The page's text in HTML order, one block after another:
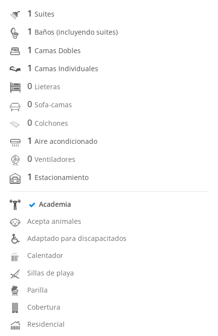
1 Suites
1 Baños (incluyendo suites)
1 Camas Dobles
1 Camas Individuales
0 Lieteras
0 Sofa-camas
0 Colchones
1 Aire acondicionado
0 Ventiladores
1 Estacionamiento
Academia
Acepta animales
Adaptado para discapacitados
Calentador
Sillas de playa
Parilla
Cobertura
Residencial